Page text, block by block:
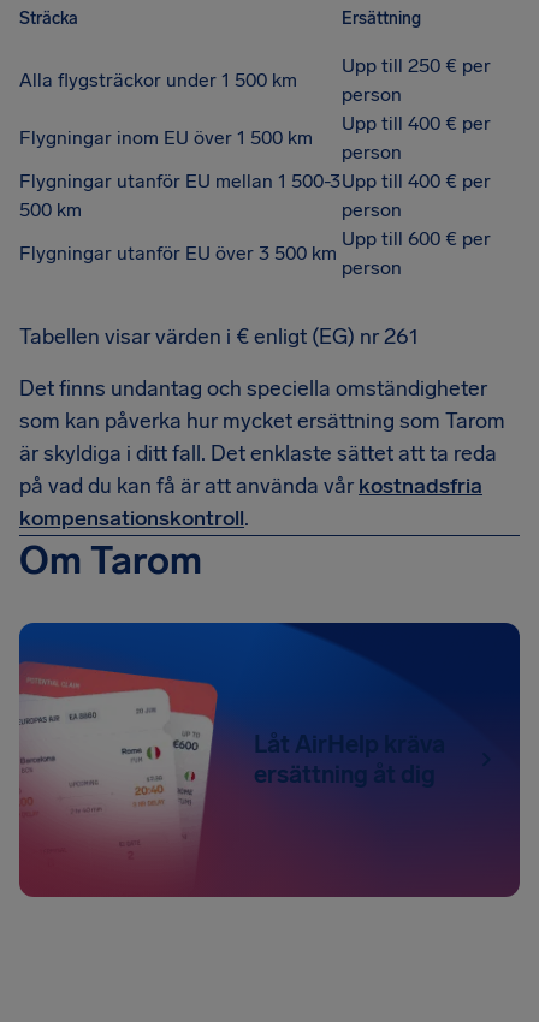
Sträcka Ersättning
Alla flygsträckor under 1 500 km
Upp till 250 € per
person
Flygningar inom EU över 1 500 km
Upp till 400 € per
person
Flygningar utanför EU mellan 1 500-3
500 km
Upp till 400 € per
person
Flygningar utanför EU över 3 500 km
Upp till 600 € per
person
Tabellen visar värden i € enligt (EG) nr 261
Det finns undantag och speciella omständigheter
som kan påverka hur mycket ersättning som Tarom
är skyldiga i ditt fall. Det enklaste sättet att ta reda
på vad du kan få är att använda vår kostnadsfria
kompensationskontroll.
Om Tarom
Låt AirHelp kräva
ersättning åt dig